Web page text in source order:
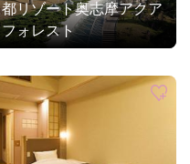
都リゾート奥志摩アクア
フォレスト